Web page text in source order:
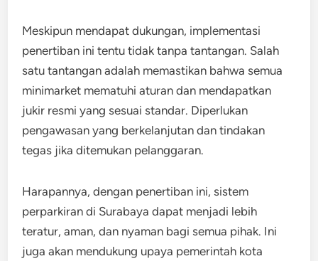
Meskipun mendapat dukungan, implementasi
penertiban ini tentu tidak tanpa tantangan. Salah
satu tantangan adalah memastikan bahwa semua
minimarket mematuhi aturan dan mendapatkan
jukir resmi yang sesuai standar. Diperlukan
pengawasan yang berkelanjutan dan tindakan
tegas jika ditemukan pelanggaran.
Harapannya, dengan penertiban ini, sistem
perparkiran di Surabaya dapat menjadi lebih
teratur, aman, dan nyaman bagi semua pihak. Ini
juga akan mendukung upaya pemerintah kota